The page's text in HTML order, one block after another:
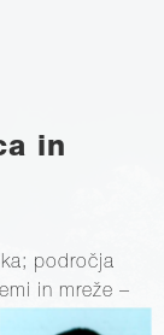
in
področja
in mreže –